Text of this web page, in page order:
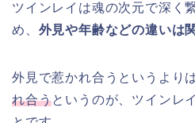
ツインレイは魂の次元で深く
め、 外見や年齢などの違いは
外見で惹かれ合うというよりは
れ合うというのが、ツインレ